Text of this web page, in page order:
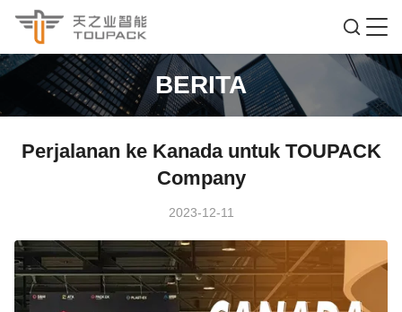
BERITA
Perjalanan ke Kanada untuk TOUPACK
Company
2023-12-11